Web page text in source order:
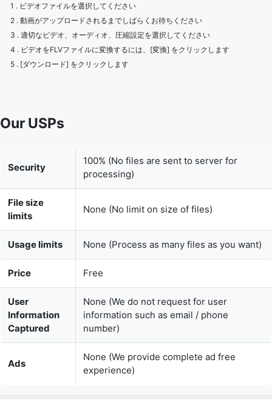
1 . ビデオファイルを選択してください
2 . 動画がアップロードされるまでしばらくお待ちください
3 . 適切なビデオ、オーディオ、圧縮設定を選択してください
4 . ビデオをFLVファイルに変換するには、[変換] をクリックします
5 . [ダウンロード] をクリックします
Our USPs
Security
100% (No files are sent to server for
processing)
File size
limits
None (No limit on size of files)
Usage limits None (Process as many files as you want)
Price Free
User
Information
Captured
None (We do not request for user
information such as email / phone
number)
Ads
None (We provide complete ad free
experience)